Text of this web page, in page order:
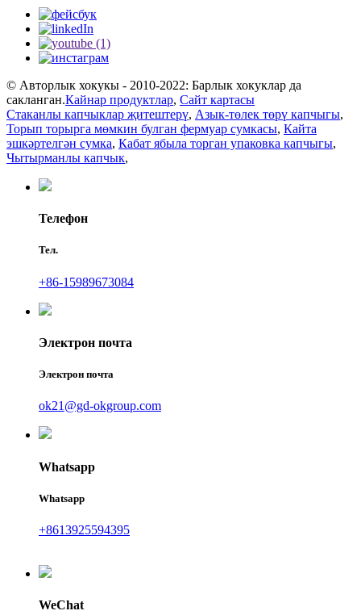
© Авторлык хокукы - 2010-2022: Барлык хокуклар да
сакланган.Кайнар продуктлар, Сайт картасы
Стаканлы капчыклар җитештерү, Азык-төлек төрү капчыгы,
Торып торырга мөмкин булган фермуар сумкасы, Кайта
эшкәртелгән сумка, Кабат ябыла торган упаковка капчыгы,
Чытырманлы капчык,
Телефон
Тел.
+86-15989673084
Электрон почта
Электрон почта
ok21@gd-okgroup.com
Whatsapp
Whatsapp
+8613925594395
WeChat